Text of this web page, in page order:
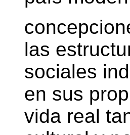
las
sociales
en sus
vida real